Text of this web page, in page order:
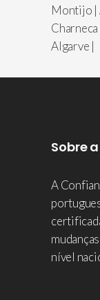
Montijo |
Algarve |
Sobre
A
nível